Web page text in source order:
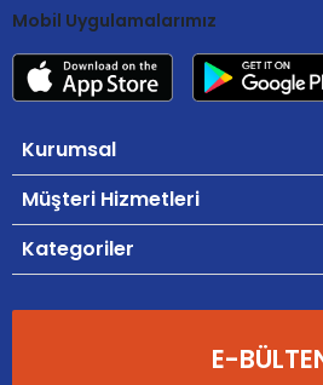
Mobil Uygulamalarımız
Kurumsal
Müşteri Hizmetleri
Kategoriler
E-